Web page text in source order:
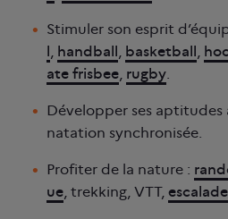
Stimuler son esprit
l, handball, basketball,
ate frisbee, rugby.
Développer ses aptitudes
natation synchronisée.
Profiter de la nature :
ue, trekking, VTT, escalade